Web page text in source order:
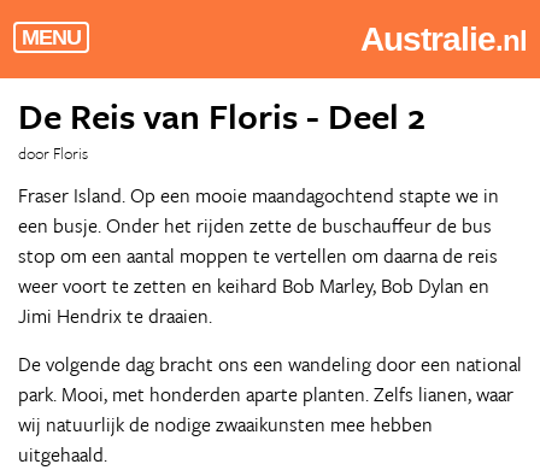
MENU Australie.nl
De Reis van Floris - Deel 2
door Floris
Fraser Island. Op een mooie maandagochtend stapte we in
een busje. Onder het rijden zette de buschauffeur de bus
stop om een aantal moppen te vertellen om daarna de reis
weer voort te zetten en keihard Bob Marley, Bob Dylan en
Jimi Hendrix te draaien.
De volgende dag bracht ons een wandeling door een national
park. Mooi, met honderden aparte planten. Zelfs lianen, waar
wij natuurlijk de nodige zwaaikunsten mee hebben
uitgehaald.